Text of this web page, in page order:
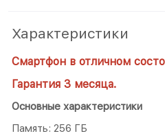
Характеристики
Смартфон в отличном
Гарантия 3 месяца.
Основные характеристики
Память: 256 ГБ